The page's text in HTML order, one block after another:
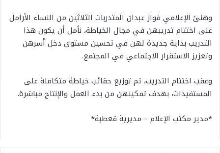
وهنئ الإعلامي فواز عبدان المتدربات الثلاثين من النساء الأرامل
على اختتام تدريبهن في مجال الخياطة، نأمل أن يكون هذا
التدريب بداية جديدة لهن في تحسين مستوى دخل أسرهن
وتعزيز الاستقرار الاجتماعي في المجتمع.
وعقب اختتام التدريب، تم توزيع حقائب خياطة متكاملة على
المستفيدات، بهدف تمكينهن من بدء العمل والإنتاج مباشرة.
*مدير مكتب الإعلام – مديرية قعطبة*